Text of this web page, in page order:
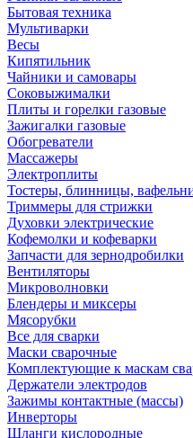
Бытовая техника
Мультиварки
Весы
Кипятильник
Чайники и самовары
Соковыжималки
Плиты и горелки газовые
Зажигалки газовые
Обогреватели
Массажеры
Электроплиты
Тостеры, блинницы,
Триммеры для стрижки
Духовки электрические
Кофемолки и кофеварки
Запчасти для зернодробилки
Вентиляторы
Микроволновки
Блендеры и миксеры
Мясорубки
Все для сварки
Маски сварочные
Комплектующие к маскам
Держатели электродов
Зажимы контактные (массы)
Инверторы
Шланги кислородные